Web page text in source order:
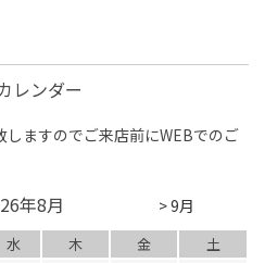
レンダー
ますのでご来店前にWEBでのご
> 9月
年8月
水 木 金
土